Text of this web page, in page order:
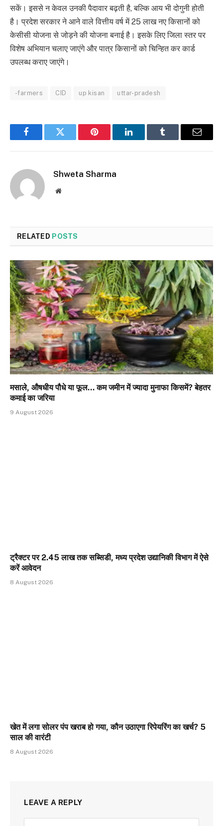
सकें। इससे न केवल उनकी पैदावार बढ़ती है, बल्कि आय भी दोगुनी होती
है। प्रदेश सरकार ने आने वाले वित्तीय वर्ष में 25 लाख नए किसानों को
केसीसी योजना से जोड़ने की योजना बनाई है। इसके लिए जिला स्तर पर
विशेष अभियान चलाए जाएंगे और पात्र किसानों को चिन्हित कर कार्ड
उपलब्ध कराए जाएंगे।
-farmers CID up kisan uttar-pradesh
FacebookTwitter Pinterest LinkedInTumblr Email
Shweta Sharma
Website
RELATED POSTS
मसाले, औषधीय पौधे या फूल… कम जमीन में ज्यादा मुनाफा किसमें? बेहतर
कमाई का जरिया
9 August 2026
ट्रैक्टर पर 2.45 लाख तक सब्सिडी, मध्य प्रदेश उद्यानिकी विभाग में ऐसे
करें आवेदन
8 August 2026
खेत में लगा सोलर पंप खराब हो गया, कौन उठाएगा रिपेयरिंग का खर्च? 5
साल की वारंटी
8 August 2026
LEAVE A REPLY